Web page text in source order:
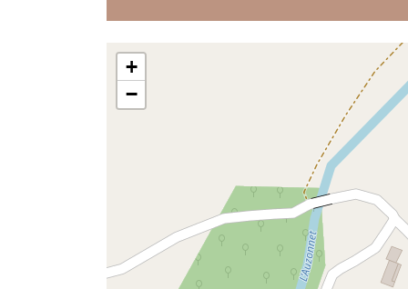
+
−